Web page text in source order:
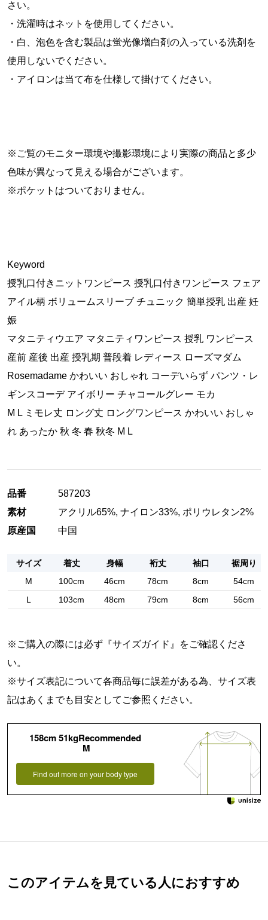
さい。
・洗濯時はネットを使用してください。
・白、泡色を含む製品は蛍光像増白剤の入っている洗剤を
使用しないでください。
・アイロンは当て布を仕様して掛けてください。
※ご覧のモニター環境や撮影環境により実際の商品と多少
色味が異なって見える場合がございます。
※ポケットはついておりません。
Keyword
授乳口付きニットワンピース 授乳口付きワンピース フェア
アイル柄 ボリュームスリーブ チュニック 簡単授乳 出産 妊
娠
マタニティウエア マタニティワンピース 授乳 ワンピース
産前 産後 出産 授乳期 普段着 レディース ローズマダム
Rosemadame かわいい おしゃれ コーデいらず パンツ・レ
ギンスコーデ アイボリー チャコールグレー モカ
M L ミモレ丈 ロング丈 ロングワンピース かわいい おしゃ
れ あったか 秋 冬 春 秋冬 M L
品番
587203
素材
アクリル65%, ナイロン33%, ポリウレタン2%
原産国
中国
サイズ 着丈 身幅 裄丈 袖口
裾周り
M
100cm 46cm 78cm 8cm
54cm
L
103cm 48cm 79cm 8cm 56cm
※ご購入の際には必ず『サイズガイド 』をご確認くださ
い。
※サイズ表記について各商品毎に誤差がある為、サイズ表
記はあくまでも目安としてご参照ください。
158cm 51kgRecommended
M
Find out more on your body type
このアイテムを見ている人におすすめ